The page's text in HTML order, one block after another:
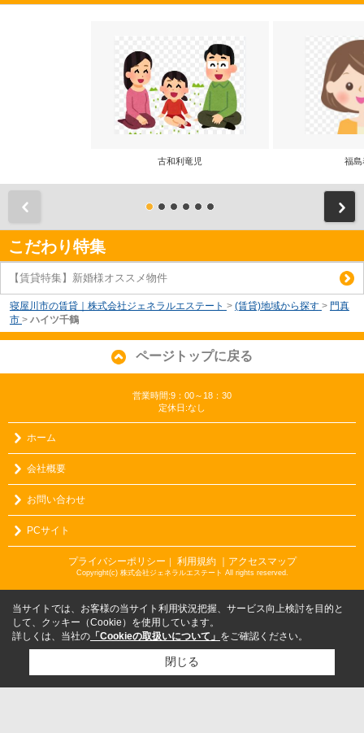
古和利竜児 福島
こだわり特集
【賃貸特集】新婚様オススメ物件
寝屋川市の賃貸｜株式会社ジェネラルエステート > (賃貸)地域から探す > 門真
市 > ハイツ千鶴
ページトップに戻る
営業時間:9：00～18：30
定休日:なし
ホーム
会社概要
お問い合わせ
PCサイト
プライバシーポリシー 利用規約 ｜アクセスマップ
Copyright(c) 株式会社ジェネラルエステート All rights reserved.
当サイトでは、お客様の当サイト利用状況把握、サービス向上検討を目的と
して、クッキー（Cookie）を使用しています。
詳しくは、当社の 「Cookieの取扱いについて」 をご確認ください。
閉じる